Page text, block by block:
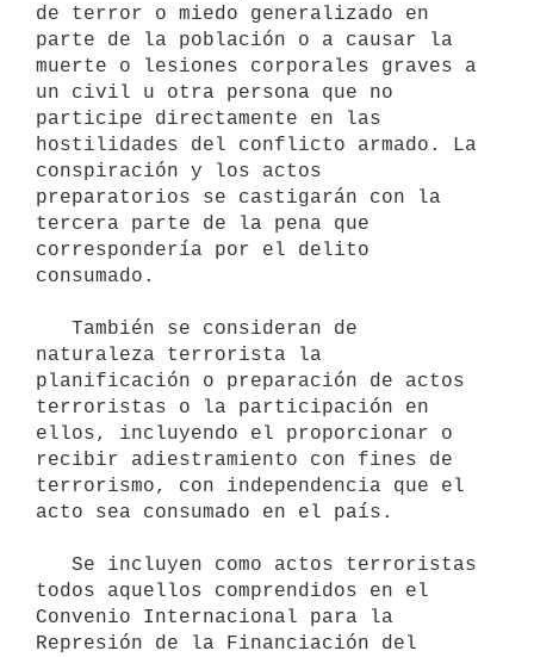
de terror o miedo generalizado en
parte de la población o a causar la
muerte o lesiones corporales graves a
un civil u otra persona que no
participe directamente en las
hostilidades del conflicto armado. La
conspiración y los actos
preparatorios se castigarán con la
tercera parte de la pena que
correspondería por el delito
consumado.
naturaleza terrorista la
planificación o preparación de actos
terroristas o la participación en
ellos, incluyendo el proporcionar o
recibir adiestramiento con fines de
terrorismo, con independencia que el
acto sea consumado en el país.
todos aquellos comprendidos en el
Convenio Internacional para la
Represión de la Financiación del